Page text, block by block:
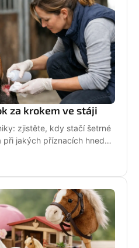
za krokem ve stáji
zjistěte, kdy stačí šetrné
při jakých příznacích hned